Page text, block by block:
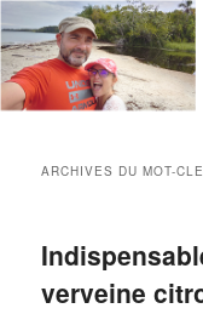
ARCHIVES DU MOT-
verveine